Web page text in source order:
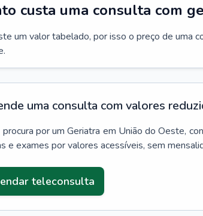
custa uma consulta com
um valor tabelado, por isso o preço de uma
uma consulta com valores
por um Geriatra em União do Oeste,
e exames por valores acessíveis, sem
teleconsulta